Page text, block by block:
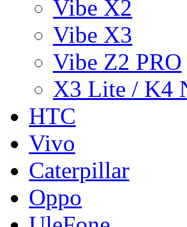
Vibe X2
Vibe X3
Vibe Z2 PRO
X3 Lite / K4
HTC
Vivo
Caterpillar
Oppo